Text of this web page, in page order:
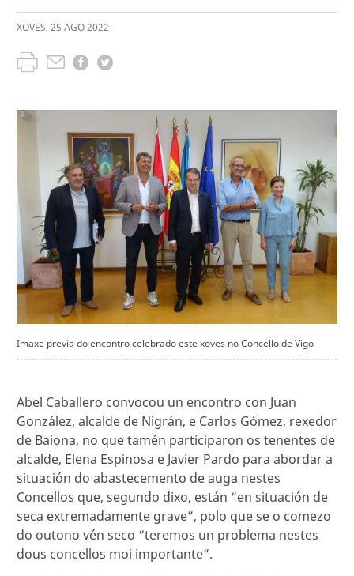
XOVES, 25 AGO2022
Imaxe previa do encontro celebrado este xoves no Concello de Vigo
Abel Caballero convocou un encontro con Juan
González, alcalde de Nigrán, e Carlos Gómez, rexedor
de Baiona, no que tamén participaron os tenentes de
alcalde, Elena Espinosa e Javier Pardo para abordar a
situación do abastecemento de auga nestes
Concellos que, segundo dixo, están “en situación de
seca extremadamente grave”, polo que se o comezo
do outono vén seco “teremos un problema nestes
dous concellos moi importante”.